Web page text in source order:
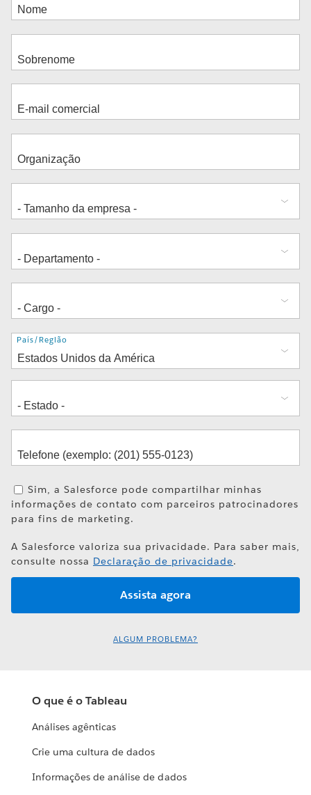
Endereço
País/Região
Sim, a Salesforce pode compartilhar minhas
informações de contato com parceiros patrocinadores
para fins de marketing.
A Salesforce valoriza sua privacidade. Para saber mais,
consulte nossa Declaração de privacidade.
ALGUM PROBLEMA?
O que é o Tableau
Análises agênticas
Crie uma cultura de dados
Informações de análise de dados